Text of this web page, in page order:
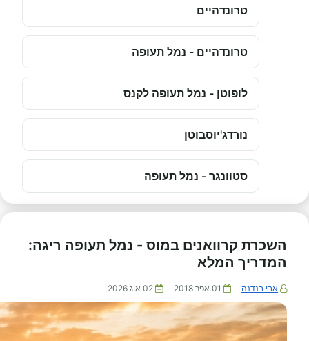
טרונדהיים
טרונדהיים - נמל תעופה
לופוטן - נמל תעופה לקנס
נורדג'יוסבוטן
סטוונגר - נמל תעופה
השכרת קרוואנים במוס - נמל תעופה ריגה:
המדריך המלא
אבי בנדנה 01 אפר 2018 02 אוג 2026